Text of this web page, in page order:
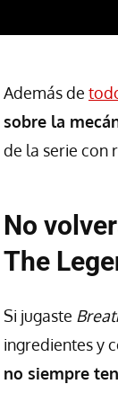
Además de
sobre la
de la serie con
No
The
Si jugaste
ingredientes y
no siempre